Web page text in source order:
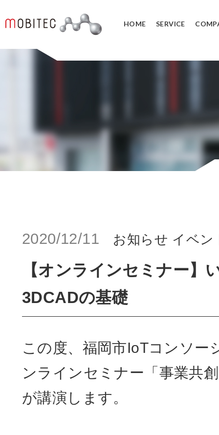
HOME SERVICE
データ管理
2020/12/11 お知らせ イベン
【オンラインセミナー】
3DCADの基礎
この度、福岡市IoTコンソー
ンラインセミナー「事業共
が講演します。